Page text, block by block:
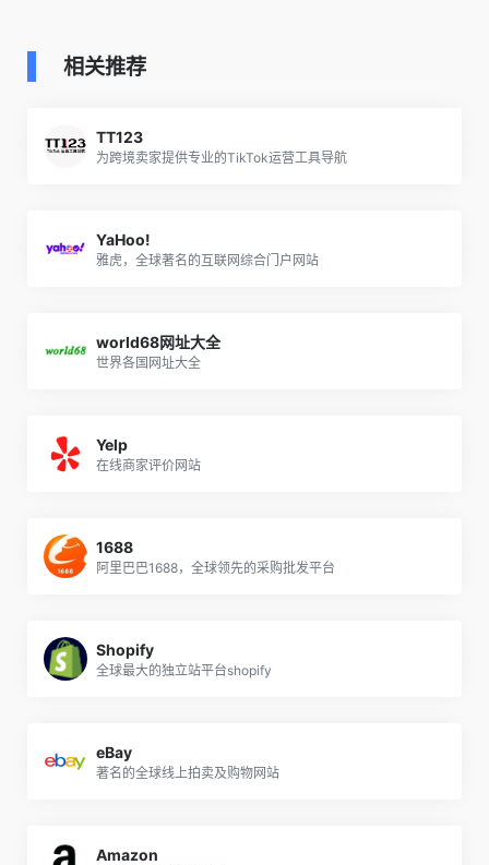
相关推荐
TT123
为跨境卖家提供专业的TikTok运营工具导航
YaHoo!
雅虎，全球著名的互联网综合门户网站
world68网址大全
世界各国网址大全
Yelp
在线商家评价网站
1688
阿里巴巴1688，全球领先的采购批发平台
Shopify
全球最大的独立站平台shopify
eBay
著名的全球线上拍卖及购物网站
Amazon